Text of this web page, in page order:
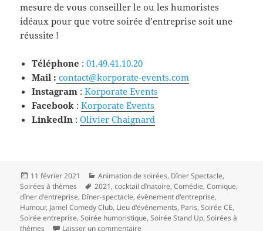
mesure de vous conseiller le ou les humoristes
idéaux pour que votre soirée d’entreprise soit une
réussite !
Téléphone :01.49.41.10.20
Mail : contact@korporate-events.com
Instagram :Korporate Events
Facebook :Korporate Events
LinkedIn :Olivier Chaignard
Publié
le
11 février 2021 Catégories
Animation de soirées, Dîner Spectacle,
Soirées à thèmes
Mots-
clés
2021,cocktail dînatoire,Comédie,Comique,
dîner d'entreprise, Dîner-spectacle,évènement d'entreprise,
Humour, Jamel Comedy Club, Lieu d'événements, Paris,Soirée CE,
Soirée entreprise,Soirée humoristique,Soirée Stand Up,Soirées à
thèmes
Laisser un commentaire